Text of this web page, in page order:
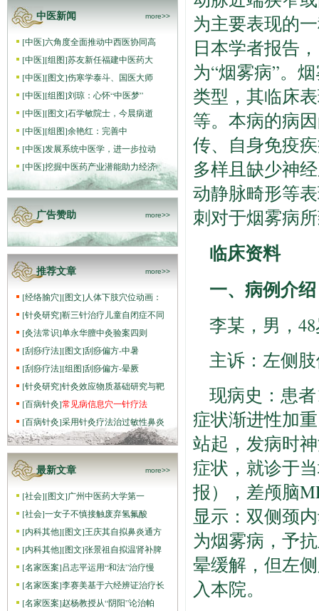
中医新闻 more>>
[中医]六角度全面推动中西医协同高
[中医][组图]苏友新任福建中医药大
[中医][图文]伤寒学泰斗、国医大师
[中医][组图]刘琼：心怀“中医梦”
[中医][图文]石学敏院士，今晨病逝
[中医][组图]​余艳红：完善中
[中医]发展系统中医学，进一步拉动
[中医]挖掘中医药产业潜能助力经济
广告赞助 more>>
推荐文章 more>>
[经络腧穴][图文] 人体下肢穴位动画：
[针灸研究]靳三针治疗儿童自闭症不同
[灸法常识]单永华膻中灸验案四则
[刮痧疗法][图文]刮痧偏方-中暑
[刮痧疗法][组图]刮痧偏方-晕厥
[针灸研究]针灸效应物质基础研究与靶
[百病针灸]常见病信息穴一针疗法
[百病针灸]采用针灸疗法治过敏性鼻炎
最新文章 more>>
[社会][图文]广州中医药大学第一
[社会]一女子不慎接触废弃氢氟酸
[内科其他][图文]王庆其自拟鼻炎通方
[内科其他][图文]张景祖自拟温肾补脾
[名家医案]吕志平运用“和法”治疗慢
[名家医案]李赛美基于六经辨证治疗长
[名家医案]赵杨教授从“阴阳”论治帕
为主要表现的
日本学者报告
为“烟雾病”。
类型，其临床
等。本病的病
传、自身免疫
多样且缺少神
动静脉畸形等
刺对于烟雾病
临床资料
一、病例介绍
李某，男，
主诉：左侧
现病史：患
症状渐进性加
站起，发病时
症状，就诊于
报），差颅脑
显示：双侧颈
为烟雾病，予
晕缓解，但左
入本院。